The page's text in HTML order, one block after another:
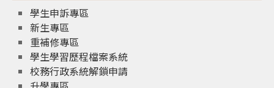
學生申訴專區
新生專區
重補修專區
學生學習歷程檔案系統
校務行政系統解鎖申請